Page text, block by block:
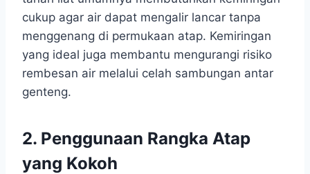
cukup agar air dapat mengalir lancar tanpa
menggenang di permukaan atap. Kemiringan
yang ideal juga membantu mengurangi risiko
rembesan air melalui celah sambungan antar
genteng.
2. Penggunaan Rangka Atap
yang Kokoh